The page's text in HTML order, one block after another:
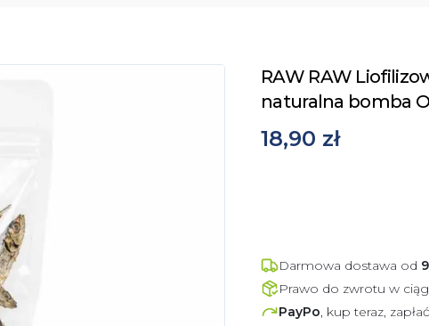
RAW RAW
naturalna bomba
18,90 zł
Darmowa dostawa od
Prawo do zwrotu w
PayPo, kup teraz,